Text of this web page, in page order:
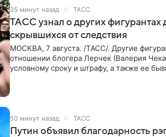
35 минут назад ТАСС
ТАСС узнал о других фигурантах
скрывшихся от следствия
МОСКВА, 7 августа. /ТАСС/. Другие
отношении блогера Лерчек (Валерия
условному сроку и штрафу, а также ее
50 минут назад ТАСС
Путин объявил благодарность